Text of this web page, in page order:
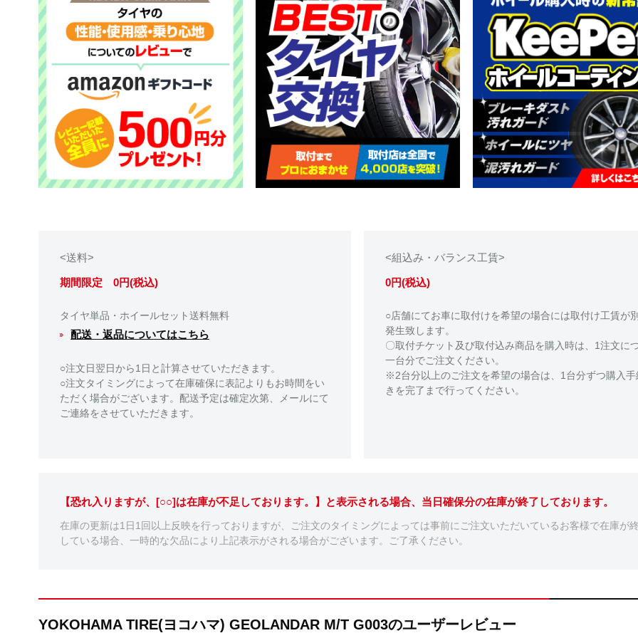
<送料>
期間限定 0円(税込)
タイヤ単品・ホイールセット送料無料
配送・返品についてはこちら
○注文日翌日から1日と計算させていただきます。
○注文タイミングによって在庫確保に表記よりもお時間をい
ただく場合がございます。配送予定は確定次第、メールにて
ご連絡をさせていただきます。
<組込み・バランス工賃>
0円(税込)
○店舗にてお車に取付けを希望の場合には取付け工賃が
発生致します。
〇取付チケット及び取付込み商品を購入時は、1注文に
一台分でご注文ください。
※2台分以上のご注文を希望の場合は、1台分ずつ購入手
きを完了まで行ってください。
【恐れ入りますが、[○○]は在庫が不足しております。】と表示される場合、当日確保分の在庫が終了しております。
在庫の更新は1日1回以上反映を行っておりますが、ご注文のタイミングによっては事前にご注文いただいているお客様で在庫が
している場合、一時的な欠品により上記表示がされる場合がございます。ご了承ください。
YOKOHAMA TIRE(ヨコハマ) GEOLANDAR M/T G003のユーザーレビュー